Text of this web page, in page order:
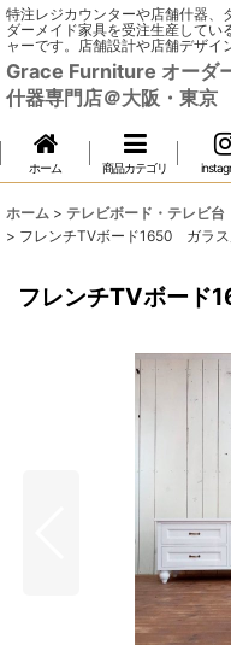
特注レジカウンターや店舗什器、
ダーメイド家具を受注生産してい
ャーです。店舗設計や店舗デザイ
Grace Furniture オーダ
什器専門店＠大阪・東京
ホーム 商品カテゴリ
ホーム > テレビボード・テレビ台
> フレンチTVボード1650 ガラ
フレンチTVボー